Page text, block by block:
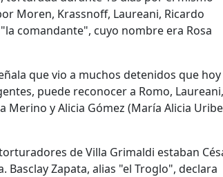
Moren, Krassnoff, Laureani, Ricardo
comandante", cuyo nombre era Rosa
que vio a muchos detenidos que hoy
puede reconocer a Romo, Laureani,
Merino y Alicia Gómez (María Alicia Uribe
de Villa Grimaldi estaban
Zapata, alias "el Troglo", declara